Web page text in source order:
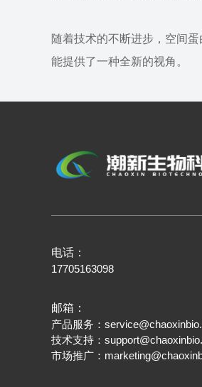
随着技术的不断进步，空间
能提供了一种全新的视角。
电话：
17705163098
邮箱：
产品服务：
技术支持：
市场推广：